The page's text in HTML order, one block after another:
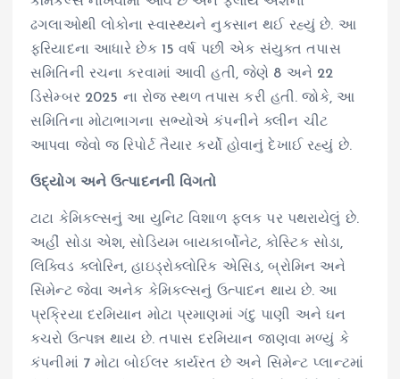
ઢગલાઓથી લોકોના સ્વાસ્થ્યને નુકસાન થઈ રહ્યું છે. આ
ફરિયાદના આધારે છેક 15 વર્ષ પછી એક સંયુક્ત તપાસ
સમિતિની રચના કરવામાં આવી હતી, જેણે 8 અને 22
ડિસેમ્બર 2025 ના રોજ સ્થળ તપાસ કરી હતી. જોકે, આ
સમિતિના મોટાભાગના સભ્યોએ કંપનીને ક્લીન ચીટ
આપવા જેવો જ રિપોર્ટ તૈયાર કર્યો હોવાનું દેખાઈ રહ્યું છે.
ઉદ્યોગ અને ઉત્પાદનની વિગતો
ટાટા કેમિકલ્સનું આ યુનિટ વિશાળ ફલક પર પથરાયેલું છે.
અહીં સોડા એશ, સોડિયમ બાયકાર્બોનેટ, કોસ્ટિક સોડા,
લિક્વિડ ક્લોરિન, હાઇડ્રોક્લોરિક એસિડ, બ્રોમિન અને
સિમેન્ટ જેવા અનેક કેમિકલ્સનું ઉત્પાદન થાય છે. આ
પ્રક્રિયા દરમિયાન મોટા પ્રમાણમાં ગંદુ પાણી અને ઘન
કચરો ઉત્પન્ન થાય છે. તપાસ દરમિયાન જાણવા મળ્યું કે
કંપનીમાં 7 મોટા બોઈલર કાર્યરત છે અને સિમેન્ટ પ્લાન્ટમાં